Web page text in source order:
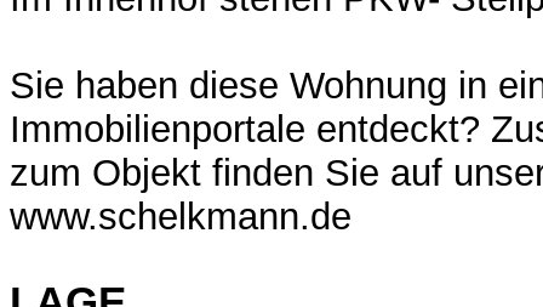
Sie haben diese Wohnung in
Immobilienportale entdeckt?
zum Objekt finden Sie auf
www.schelkmann.de